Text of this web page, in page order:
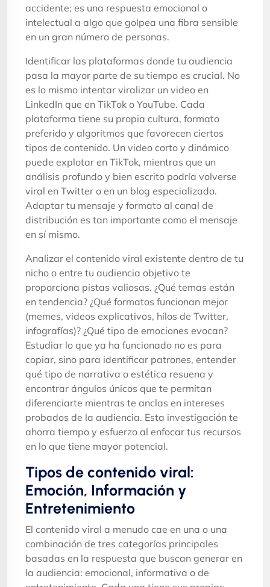
accidente; es una respuesta emocional o
intelectual a algo que golpea una fibra sensible
en un gran número de personas.
Identificar las plataformas donde tu audiencia
pasa la mayor parte de su tiempo es crucial. No
es lo mismo intentar viralizar un video en
LinkedIn que en TikTok o YouTube. Cada
plataforma tiene su propia cultura, formato
preferido y algoritmos que favorecen ciertos
tipos de contenido. Un video corto y dinámico
puede explotar en TikTok, mientras que un
análisis profundo y bien escrito podría volverse
viral en Twitter o en un blog especializado.
Adaptar tu mensaje y formato al canal de
distribución es tan importante como el mensaje
en sí mismo.
Analizar el contenido viral existente dentro de tu
nicho o entre tu audiencia objetivo te
proporciona pistas valiosas. ¿Qué temas están
en tendencia? ¿Qué formatos funcionan mejor
(memes, videos explicativos, hilos de Twitter,
infografías)? ¿Qué tipo de emociones evocan?
Estudiar lo que ya ha funcionado no es para
copiar, sino para identificar patrones, entender
qué tipo de narrativa o estética resuena y
encontrar ángulos únicos que te permitan
diferenciarte mientras te anclas en intereses
probados de la audiencia. Esta investigación te
ahorra tiempo y esfuerzo al enfocar tus recursos
en lo que tiene mayor potencial.
Tipos de contenido viral:
Emoción, Información y
Entretenimiento
El contenido viral a menudo cae en una o una
combinación de tres categorías principales
basadas en la respuesta que buscan generar en
la audiencia: emocional, informativa o de